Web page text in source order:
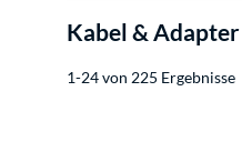
Kabel &
1-24 von 225 Ergebnisse